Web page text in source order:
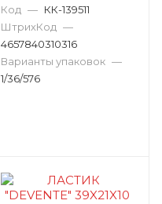
Код — КК-139511
ШтрихКод —
4657840310316
Варианты упаковок —
1/36/576